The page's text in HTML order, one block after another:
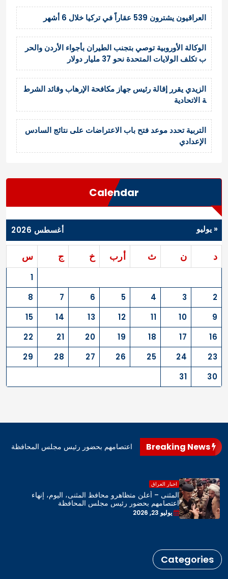
العراقيون يشترون 539 عقاراً في تركيا خلال 6 أشهر
الوكالة الأوروبية توصي بتجنب الطيران بأجواء الأردن والحر
ب تكلف الولايات المتحدة نحو 37 مليار دولار
الزيدي يقرر إقالة رئيس جهاز مكافحة الإرهاب وقائد الشرط
ة الاتحادية
التربية تحدد موعد فتح باب الاعتراضات على نتائج السادس
الإعدادي
Calendar
أغسطس 2026
د ن ث أرب خ ج س
1
2
3
4
5
6
7
8
9
10
11
12
13
14
15
16
17
18
19
20
21
22
23
24
25
26
27
28
29
30
31
« يوليو
محافظ المثنى، اليوم، إنهاء اعتصامهم بحضور رئيس مجلس المحافظة
اخبار العراق
المثنى – أعلن متظاهرو محافظ المثنى، اليوم، إنهاء
اعتصامهم بحضور رئيس مجلس المحافظة
يوليو 23, 2026
Categories